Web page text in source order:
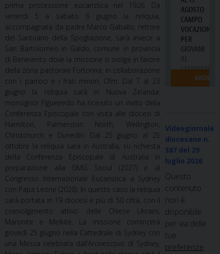
prima processione eucaristica nel 1926. Da
venerdì 5 a sabato 6 giugno la reliquia,
accompagnata da padre Marco Gaballo, rettore
del Santuario della Spogliazione, sarà invece a
San Bartolomeo in Galdo, comune in provincia
di Benevento dove la missione si svolge in favore
della zona pastorale Fortorina, in collaborazione
con i parroci e i frati minori, Ofm. Dal 7 al 23
giugno la reliquia sarà in Nuova Zelanda:
monsignor Figueiredo ha ricevuto un invito della
Conferenza Episcopale con visita alle diocesi di
Hamilton, Palmerston North, Wellington,
Christchurch e Dunedin. Dal 25 giugno al 25
ottobre la reliquia sarà in Australia, su richiesta
della Conferenza Episcopale di Australia in
preparazione alla GMG Seoul (2027) e al
Congresso Internazionale Eucaristica a Sydney
con Papa Leone (2028). In questo caso la reliquia
sarà portata in 19 diocesi e più di 50 città, con il
coinvolgimento attivo delle Chiese Ukraini,
Maronite e Melkite. La missione comincerà
giovedì 25 giugno nella Cattedrale di Sydney con
una Messa celebrata dall’Arcivescovo di Sydney,
Videogiornale
diocesano n.
387 del 29
luglio 2026
Questo
contenuto
non è
disponibile
per via delle
tue
preferenze